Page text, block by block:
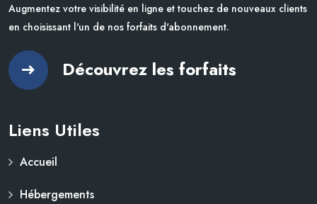
Augmentez votre visibilité en ligne et touchez de nouveaux clients
en choisissant l'un de nos forfaits d'abonnement.
Découvrez les forfaits
Liens Utiles
Accueil
Hébergements